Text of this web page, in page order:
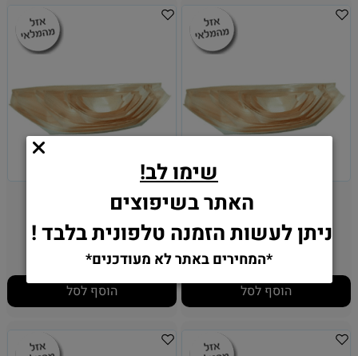
₪22.90
הוסף לסל
25.90
הוסף לסל
שימו לב!
האתר בשיפוצים
ניתן לעשות הזמנה טלפונית בלבד !
*המחירים באתר לא מעודכנים*